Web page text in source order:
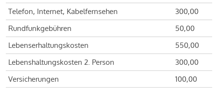
Telefon, Internet, Kabelfernsehen
300,00
Rundfunkgebühren
50,00
Lebenserhaltungskosten
550,00
Lebenshaltungskosten 2. Person
300,00
Versicherungen
100,00